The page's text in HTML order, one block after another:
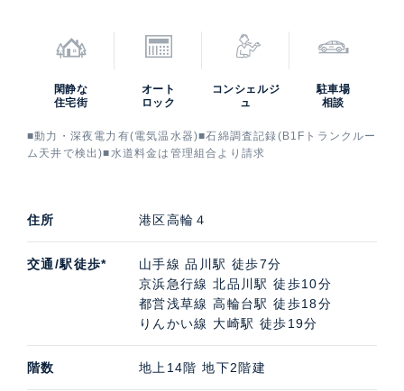
閑静な
住宅街
オート
ロック
コンシェルジ
ュ
駐車場
相談
■動力・深夜電力有(電気温水器)■石綿調査記録(B1Fトランクルー
ム天井で検出)■水道料金は管理組合より請求
住所 港区高輪４
交通/駅徒歩*
山手線 品川駅 徒歩7分
京浜急行線 北品川駅 徒歩10分
都営浅草線 高輪台駅 徒歩18分
りんかい線 大崎駅 徒歩19分
階数 地上14階 地下2階建